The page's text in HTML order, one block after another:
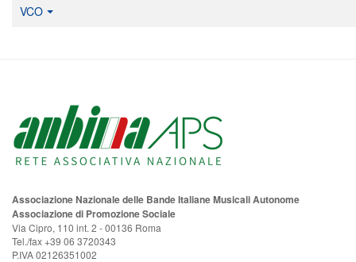
VCO
Associazione Nazionale delle Bande Italiane Musicali Autonome
Associazione di Promozione Sociale
Via Cipro, 110 int. 2 - 00136 Roma
Tel./fax +39 06 3720343
P.IVA 02126351002